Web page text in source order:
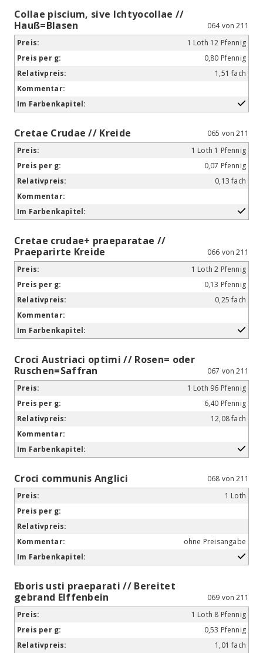
Collae piscium, sive Ichtyocollae //
Hauß=Blasen
064 von 211
1 Loth 12 Pfennig
0,80 Pfennig
1,51 fach
Cretae Crudae // Kreide
065 von 211
1 Loth 1 Pfennig
0,07 Pfennig
0,13 fach
Cretae crudae+ praeparatae //
Praeparirte Kreide
066 von 211
1 Loth 2 Pfennig
0,13 Pfennig
0,25 fach
Croci Austriaci optimi // Rosen= oder
Ruschen=Saffran
067 von 211
1 Loth 96 Pfennig
6,40 Pfennig
12,08 fach
Croci communis Anglici
068 von 211
1 Loth
ohne Preisangabe
Eboris usti praeparati // Bereitet
gebrand Elffenbein
069 von 211
1 Loth 8 Pfennig
0,53 Pfennig
1,01 fach